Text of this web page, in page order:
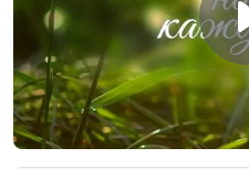
Значение добрых дел
(лето)
Значение добрых дел
(зима)